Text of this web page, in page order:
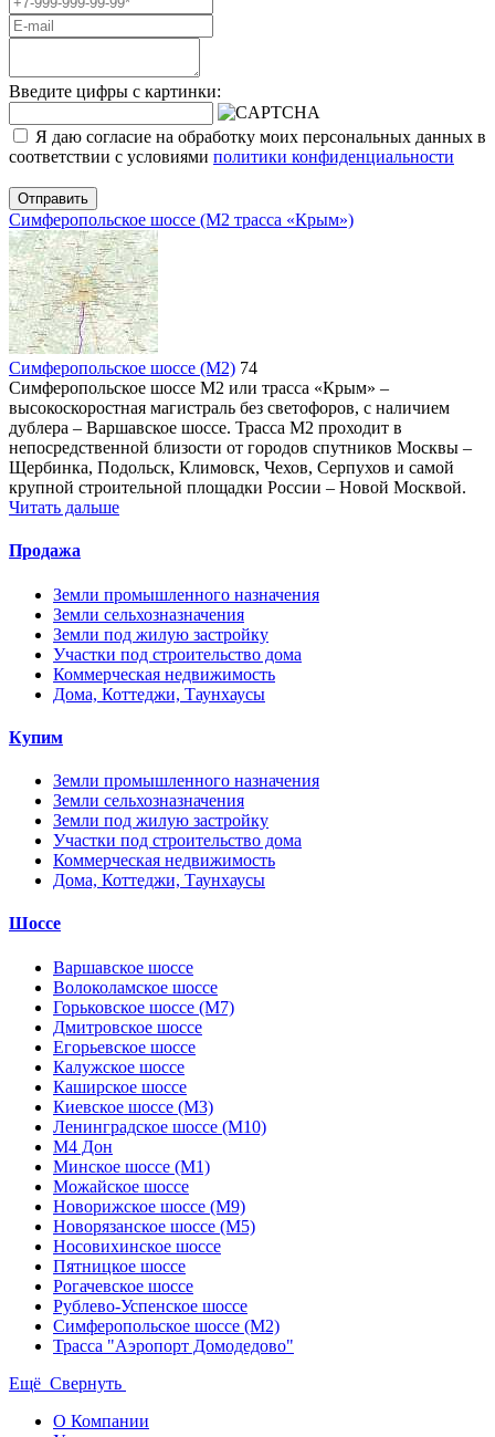
Введите цифры с картинки:
Я даю согласие на обработку моих персональных данных в
соответствии с условиями политики конфиденциальности
Отправить
Симферопольское шоссе (М2 трасса «Крым»)
Симферопольское шоссе (М2) 74
Симферопольское шоссе М2 или трасса «Крым» –
высокоскоростная магистраль без светофоров, с наличием
дублера – Варшавское шоссе. Трасса М2 проходит в
непосредственной близости от городов спутников Москвы –
Щербинка, Подольск, Климовск, Чехов, Серпухов и самой
крупной строительной площадки России – Новой Москвой.
Читать дальше
Продажа
Земли промышленного назначения
Земли сельхозназначения
Земли под жилую застройку
Участки под строительство дома
Коммерческая недвижимость
Дома, Коттеджи, Таунхаусы
Купим
Земли промышленного назначения
Земли сельхозназначения
Земли под жилую застройку
Участки под строительство дома
Коммерческая недвижимость
Дома, Коттеджи, Таунхаусы
Шоссе
Варшавское шоссе
Волоколамское шоссе
Горьковское шоссе (М7)
Дмитровское шоссе
Егорьевское шоссе
Калужское шоссе
Каширское шоссе
Киевское шоссе (М3)
Ленинградское шоссе (М10)
М4 Дон
Минское шоссе (М1)
Можайское шоссе
Новорижское шоссе (М9)
Новорязанское шоссе (М5)
Носовихинское шоссе
Пятницкое шоссе
Рогачевское шоссе
Рублево-Успенское шоссе
Симферопольское шоссе (М2)
Трасса "Аэропорт Домодедово"
Ещё Свернуть
О Компании